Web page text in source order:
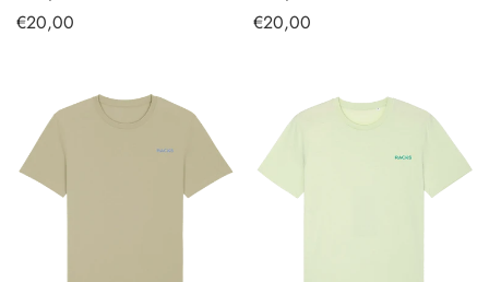
AUSWÄHLEN
Regulärer
€20,00
AUSWÄHLEN
Regulärer
€20,00